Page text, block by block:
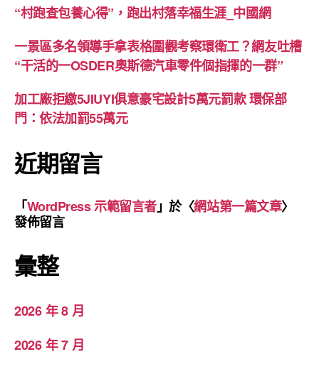
“村跑查包養心得”，跑出村落幸福生涯_中國網
一景區多名領導手拿表格圍觀考察環衛工？網友吐槽
“干活的一OSDER奧斯德汽車零件個指揮的一群”
加工廠拒繳5JIUYI俱意豪宅設計5萬元罰款 環保部
門：依法加罰55萬元
近期留言
「WordPress 示範留言者」於〈網站第一篇文章〉
發佈留言
彙整
2026 年 8 月
2026 年 7 月